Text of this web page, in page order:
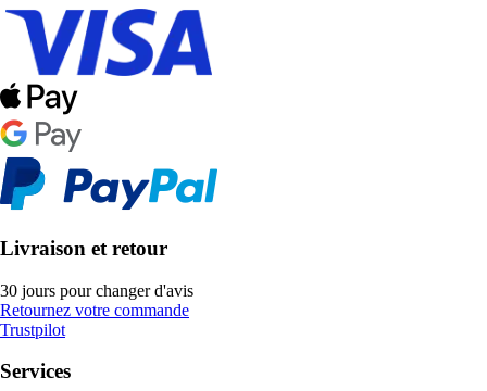
Livraison et retour
30 jours pour changer d'avis
Retournez votre commande
Trustpilot
Services